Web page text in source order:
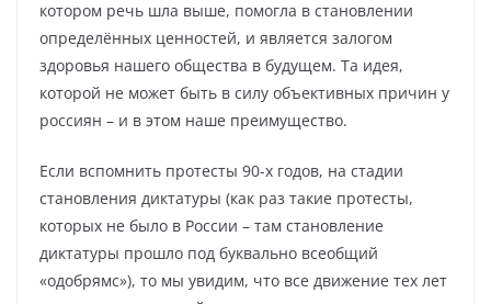
котором речь шла выше, помогла в становлении
определённых ценностей, и является залогом
здоровья нашего общества в будущем. Та идея,
которой не может быть в силу объективных причин у
россиян – и в этом наше преимущество.
Если вспомнить протесты 90-х годов, на стадии
становления диктатуры (как раз такие протесты,
которых не было в России – там становление
диктатуры прошло под буквально всеобщий
«одобрямс»), то мы увидим, что все движение тех лет